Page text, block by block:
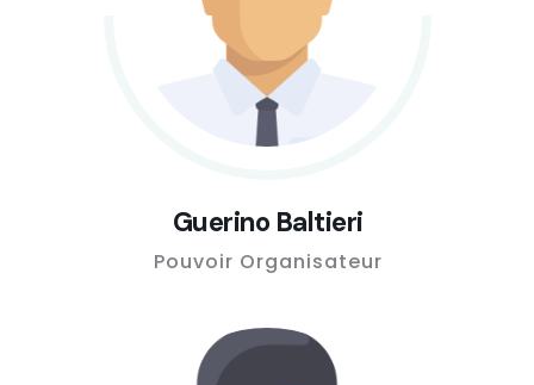
Guerino Baltieri
Pouvoir Organisateur